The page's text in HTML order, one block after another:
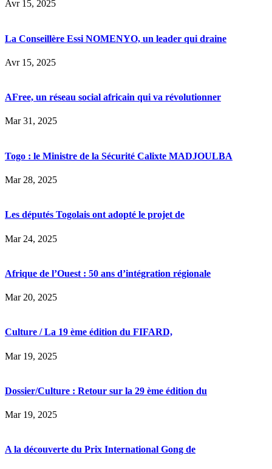
Avr 15, 2025
La Conseillère Essi NOMENYO, un leader qui draine
Avr 15, 2025
AFree, un réseau social africain qui va révolutionner
Mar 31, 2025
Togo : le Ministre de la Sécurité Calixte MADJOULBA
Mar 28, 2025
Les députés Togolais ont adopté le projet de
Mar 24, 2025
Afrique de l’Ouest : 50 ans d’intégration régionale
Mar 20, 2025
Culture / La 19 ème édition du FIFARD,
Mar 19, 2025
Dossier/Culture : Retour sur la 29 ème édition du
Mar 19, 2025
A la découverte du Prix International Gong de